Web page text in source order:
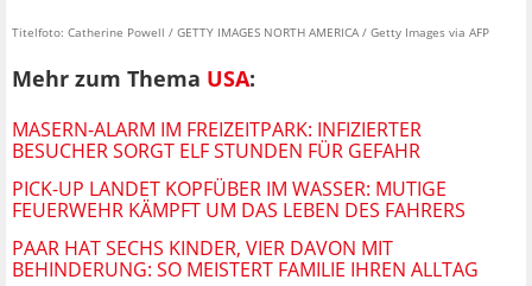
Titelfoto: Catherine Powell / GETTY IMAGES NORTH AMERICA / Getty Images via AFP
Mehr zum Thema USA:
MASERN-ALARM IM FREIZEITPARK: INFIZIERTER
BESUCHER SORGT ELF STUNDEN FÜR GEFAHR
PICK-UP LANDET KOPFÜBER IM WASSER: MUTIGE
FEUERWEHR KÄMPFT UM DAS LEBEN DES FAHRERS
PAAR HAT SECHS KINDER, VIER DAVON MIT
BEHINDERUNG: SO MEISTERT FAMILIE IHREN ALLTAG